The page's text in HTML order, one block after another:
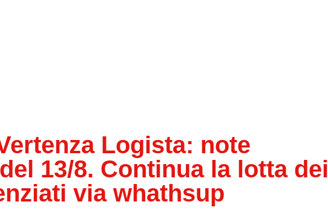
Logista: note
13/8. Continua la lotta dei
via whathsup